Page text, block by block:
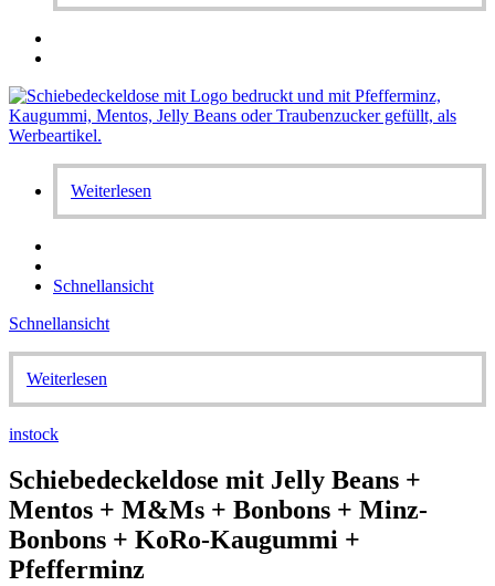
Weiterlesen
Schnellansicht
Schnellansicht
Weiterlesen
instock
Schiebedeckeldose mit Jelly Beans +
Mentos + M&Ms + Bonbons + Minz-
Bonbons + KoRo-Kaugummi +
Pfefferminz